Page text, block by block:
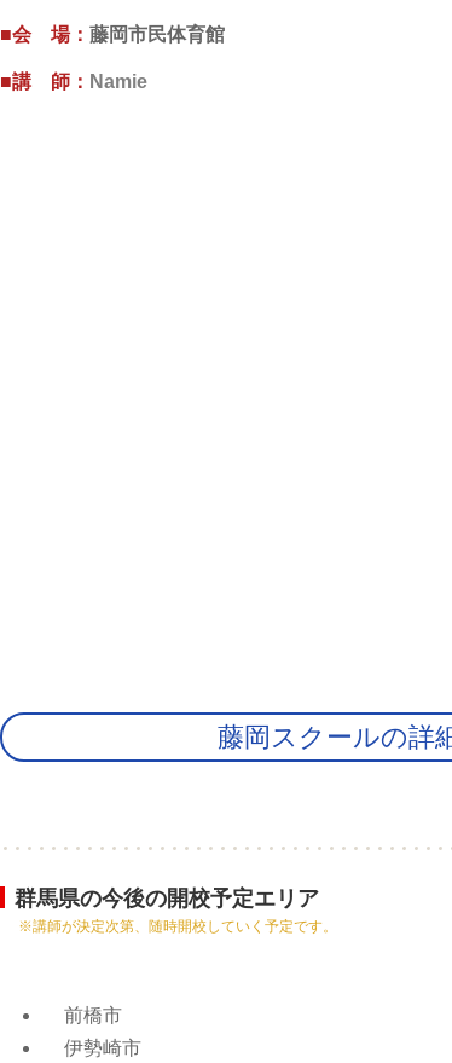
■会 場： 藤岡市民体育館
■講 師： Namie
藤岡スクールの詳
群馬県の今後の開校予定エリア
※講師が決定次第、随時開校していく予定です。
前橋市
伊勢崎市